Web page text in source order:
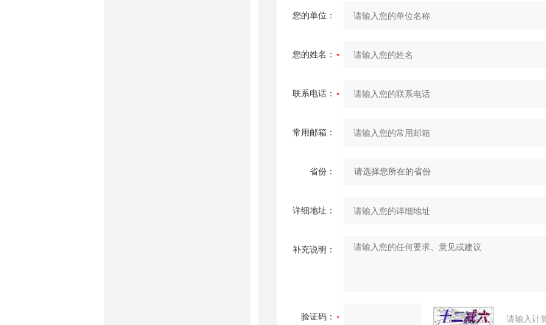
您的单位：
您的姓名：
联系电话：
常用邮箱：
省份：
详细地址：
补充说明：
验证码： 请输入计